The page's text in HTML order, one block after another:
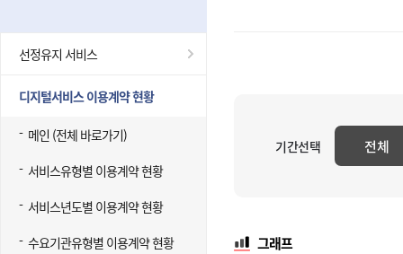
선정유지 서비스
디지털서비스 이용계약 현황
메인 (전체 바로가기)
서비스유형별 이용계약 현황
서비스년도별 이용계약 현황
수요기관유형별 이용계약 현황
기간선택 전체
그래프